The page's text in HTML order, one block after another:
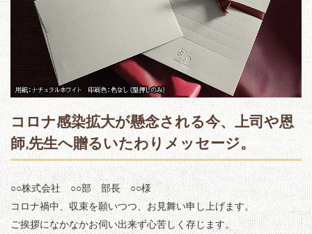
コロナ感染拡大が懸念される今、上司や恩
師,先生へ贈るいたわりメッセージ。
○○株式会社 ○○部 部長 ○○様
コロナ禍中、収束を願いつつ、お見舞い申し上げます。
ご挨拶になかなかお伺い出来ず心苦しく存じます。